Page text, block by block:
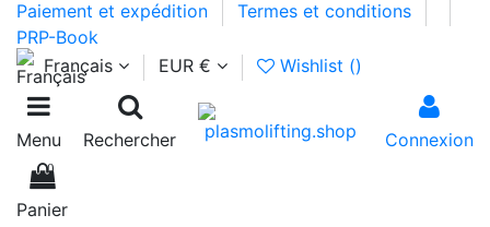
Paiement et expédition
Termes et conditions
PRP-Book
Français
EUR € Wishlist ()
Menu Rechercher Connexion
0
Panier